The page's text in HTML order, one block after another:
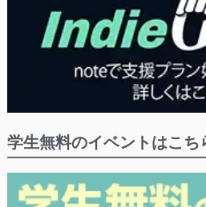
学生無料のイベントはこち